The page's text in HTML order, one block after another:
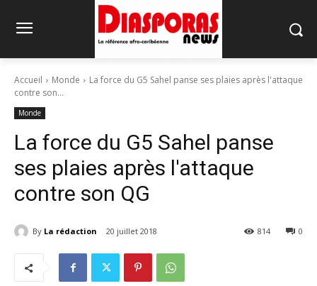
Accueil Monde
La force du G5 Sahel panse ses plaies après l'attaque
contre son...
Monde
La force du G5 Sahel panse
ses plaies après l'attaque
contre son QG
By La rédaction 20 juillet 2018 0
814